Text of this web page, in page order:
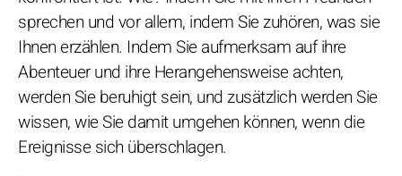
sprechen und vor allem, indem Sie zuhören, was sie
Ihnen erzählen. Indem Sie aufmerksam auf ihre
Abenteuer und ihre Herangehensweise achten,
werden Sie beruhigt sein, und zusätzlich werden Sie
wissen, wie Sie damit umgehen können, wenn die
Ereignisse sich überschlagen.